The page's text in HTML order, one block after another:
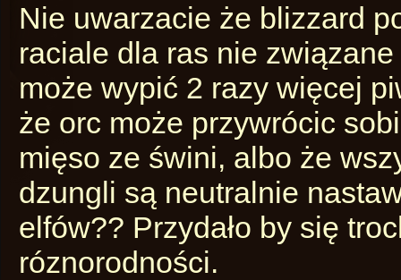
Nie uwarzacie że blizzard
raciale dla ras nie
może wypić 2 razy więcej
że orc może przywrócic
mięso ze świni, albo że
dzungli są neutralnie
elfów?? Przydało by się
róznorodności.